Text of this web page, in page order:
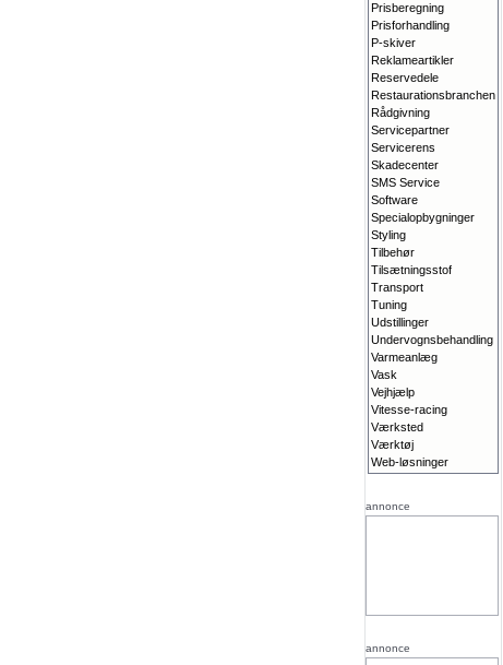
Prisberegning
Prisforhandling
P-skiver
Reklameartikler
Reservedele
Restaurationsbranchen
Rådgivning
Servicepartner
Servicerens
Skadecenter
SMS Service
Software
Specialopbygninger
Styling
Tilbehør
Tilsætningsstof
Transport
Tuning
Udstillinger
Undervognsbehandling
Varmeanlæg
Vask
Vejhjælp
Vitesse-racing
Værksted
Værktøj
Web-løsninger
annonce
annonce